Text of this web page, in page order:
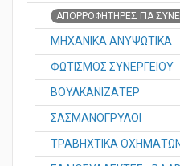
ΑΠΟΡΡΟΦΗΤΗΡΕΣ ΓΙΑ
ΜΗΧΑΝΙΚΑ ΑΝΥΨΩΤΙΚΑ
ΦΩΤΙΣΜOΣ ΣΥΝΕΡΓΕΙΟΥ
ΒΟΥΛΚΑΝΙΖΑΤΕΡ
ΣΑΣΜΑΝΟΓΡΥΛΟΙ
ΤΡΑΒΗΧΤΙΚΑ